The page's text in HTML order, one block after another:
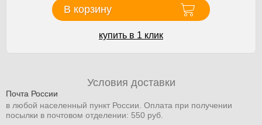
В корзину
купить в 1 клик
Условия доставки
Почта России
в любой населенный пункт России. Оплата при получении
посылки в почтовом отделении: 550 руб.